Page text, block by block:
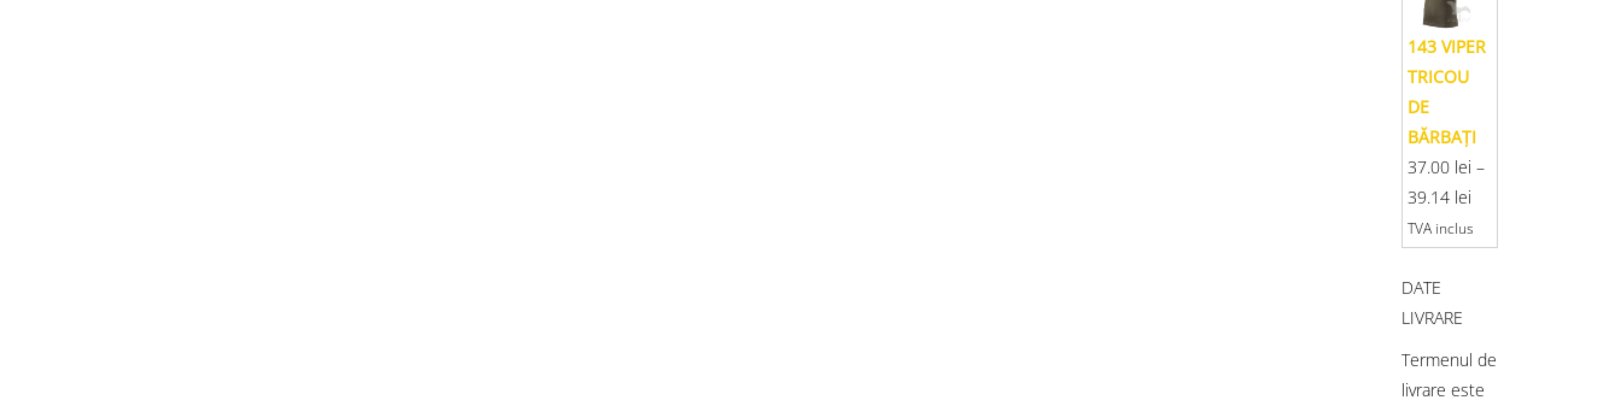
143 VIPER
TRICOU
DE
BĂRBAŢI
37.00 lei –
39.14 lei
TVA inclus
DATE
LIVRARE
Termenul de
livrare este